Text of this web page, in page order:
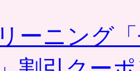
ーニング